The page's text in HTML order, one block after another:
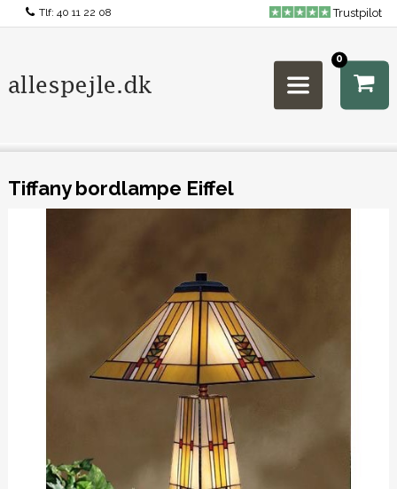
Tlf: 40 11 22 08 Trustpilot
0
Tiffany bordlampe Eiffel